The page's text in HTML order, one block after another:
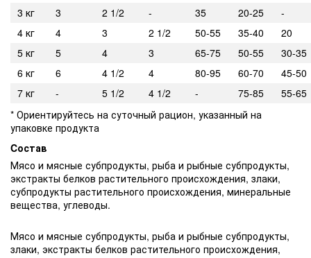
3 кг
3 2 1/2 - 35 20-25
-
4 кг
4 3 2 1/2 50-55 35-40
20
5 кг
5 4 3 65-75 50-55
30-35
6 кг
6 4 1/2 4 80-95 60-70
45-50
7 кг
- 5 1/2 4 1/2 - 75-85
55-65
* Ориентируйтесь на суточный рацион, указанный на
упаковке продукта
Cостав
Мясо и мясные субпродукты, рыба и рыбные субпродукты,
экстракты белков растительного происхождения, злаки,
субпродукты растительного происхождения, минеральные
вещества, углеводы.
Мясо и мясные субпродукты, рыба и рыбные субпродукты,
злаки, экстракты белков растительного происхождения,